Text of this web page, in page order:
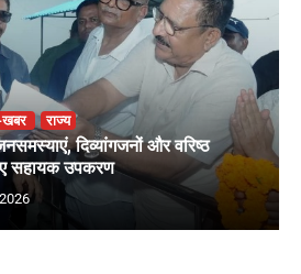
खबर राज्य
दिव्यांगजनों और वरिष्ठ
सहायक उपकरण